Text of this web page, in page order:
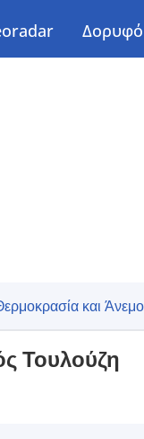
και
Τουλούζη